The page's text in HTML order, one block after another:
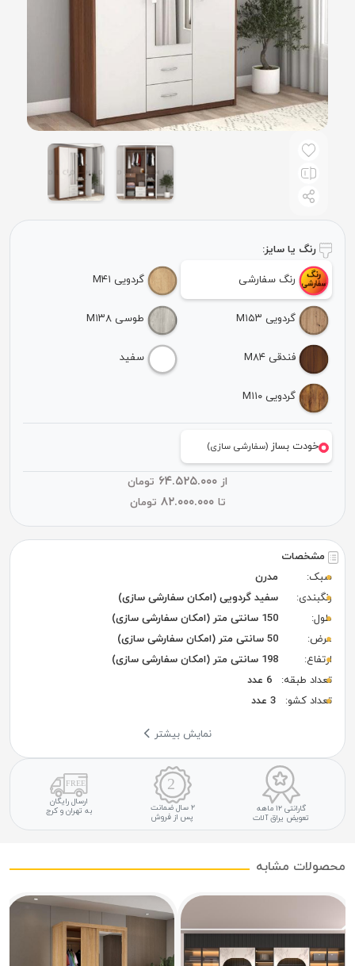
مشخصات
سبک:
مدرن
رنگبندی:
سفید گردویی (امکان سفارشی سازی)
طول:
150 سانتی متر (امکان سفارشی سازی)
عرض:
50 سانتی متر (امکان سفارشی سازی)
ارتفاع:
198 سانتی متر (امکان سفارشی سازی)
تعداد طبقه:
6 عدد
تعداد کشو:
3 عدد
نمایش بیشتر
گارانتی ۱۲ ماهه
تعویض یراق آلات
۲ سال ضمانت
پس از فروش
ارسال رایگان
به تهران و کرج
رنگ یا سایز:
رنگ سفارشی گردویی M۴۱
گردویی M۱۵۳ طوسی M۱۳۸
فندقی M۸۴ سفید
گردویی M۱۱۰
خودت بساز(سفارشی سازی)
از
تومان
تا ۸۲.۰۰۰.۰۰۰ تومان
محصولات مشابه